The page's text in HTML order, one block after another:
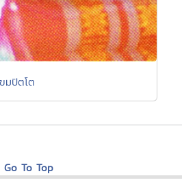
มปัตโต
Go To Top